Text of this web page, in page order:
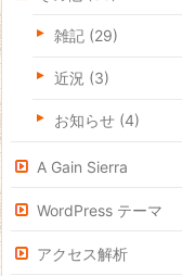
雑記 (29)
近況 (3)
お知らせ (4)
A Gain Sierra
WordPress テーマ
アクセス解析